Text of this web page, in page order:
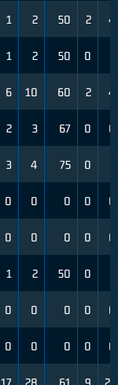
1 2 50 2 4
1 2 50 0
6 10 60 2 4
2 3 67 0 0
3 4 75 0
0 0 0 0 0
0 0 0 0 0
1 2 50 0
0 0 0 0 0
0 0 0 0 0